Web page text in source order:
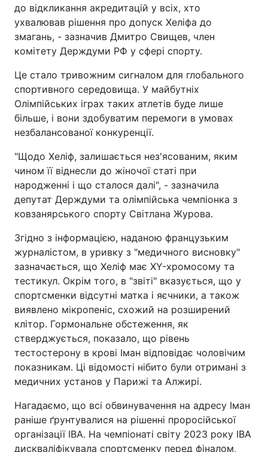
до відкликання акредитацій у всіх, хто
ухвалював рішення про допуск Хеліфа до
змагань, - зазначив Дмитро Свищев, член
комітету Держдуми РФ у сфері спорту.
Це стало тривожним сигналом для глобального
спортивного середовища. У майбутніх
Олімпійських іграх таких атлетів буде лише
більше, і вони здобуватим перемоги в умовах
незбалансованої конкуренції.
"Щодо Хеліф, залишається нез'ясованим, яким
чином її віднесли до жіночої статі при
народженні і що сталося далі", - зазначила
депутат Держдуми та олімпійська чемпіонка з
ковзанярського спорту Світлана Журова.
Згідно з інформацією, наданою французьким
журналістом, в уривку з "медичного висновку"
зазначається, що Хеліф має XY-хромосому та
тестикул. Окрім того, в "звіті" вказується, що у
спортсменки відсутні матка і яєчники, а також
виявлено мікропеніс, схожий на розширений
клітор. Гормональне обстеження, як
стверджується, показало, що рівень
тестостерону в крові Іман відповідає чоловічим
показникам. Ці відомості нібито були отримані з
медичних установ у Парижі та Алжирі.
Нагадаємо, що всі обвинувачення на адресу Іман
раніше ґрунтувалися на рішенні проросійської
організації IBA. На чемпіонаті світу 2023 року IBA
дискваліфікувала спортсменку перед фіналом,